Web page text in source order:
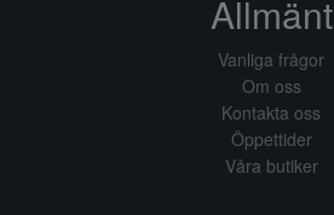
Allmänt
Vanliga frågor
Om oss
Kontakta oss
Öppettider
Våra butiker